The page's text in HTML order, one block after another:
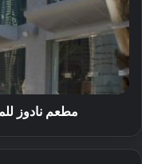
مطعم نادوز